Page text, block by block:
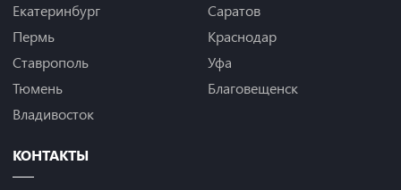
Екатеринбург
Пермь
Ставрополь
Тюмень
Владивосток
Саратов
Краснодар
Уфа
Благовещенск
КОНТАКТЫ